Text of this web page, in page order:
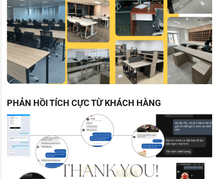
PHẢN HỒI TÍCH CỰC TỪ KHÁCH HÀNG